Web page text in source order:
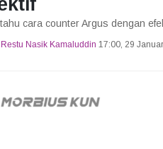
cara counter Argus dengan
Restu Nasik Kamaluddin 17:00, 29